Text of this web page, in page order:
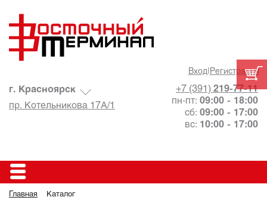
Вход| Регистрация
+7 (391) 219-77-11
пн-пт: 09:00 - 18:00
сб: 09:00 - 17:00
вс: 10:00 - 17:00
г. Красноярск
пр. Котельникова 17А/1
Главная Каталог